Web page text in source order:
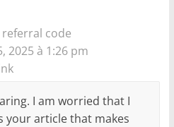
code
2025 à 1:26 pm
I am worried that I
your article that makes